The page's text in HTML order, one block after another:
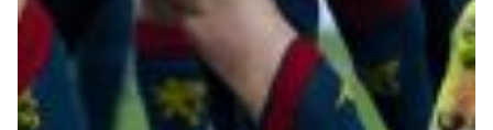
Helan x Genoa
Isolani x Genoa